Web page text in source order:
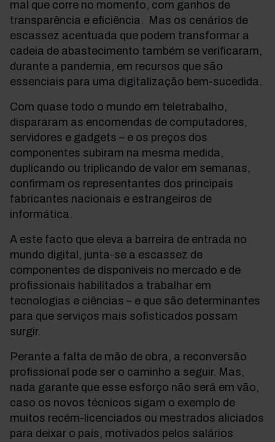
mal que corre no momento, com ganhos de
transparência e eficiência. Mas os cenários de
escassez acentuada que podem transformar a
cadeia de abastecimento também se verificaram,
durante a pandemia, em recursos que são
essenciais para uma digitalização bem-sucedida.
Com quase todo o mundo em teletrabalho,
dispararam as encomendas de computadores,
servidores e gadgets – e os preços dos
componentes subiram na mesma medida,
duplicando ou triplicando de valor em semanas,
confirmam os representantes dos principais
fabricantes nacionais e estrangeiros de
informática.
A este facto que eleva a barreira de entrada no
mundo digital, junta-se a escassez de
componentes de disponíveis no mercado e de
profissionais habilitados a trabalhar em
tecnologias e ciências – e que são determinantes
para que serviços mais sofisticados possam
surgir.
Perante a falta de mão de obra, a reconversão
profissional pode ser o caminho a seguir. Mas,
nada garante que esse esforço não será em vão,
caso os novos técnicos sigam o exemplo de
muitos recém-licenciados ou mestrados aliciados
para deixar o país, motivados pelos salários